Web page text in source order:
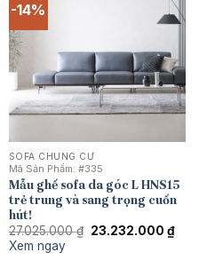
-14%
SOFA CHUNG CƯ
Mã Sản Phẩm: #335
Mẫu ghế sofa da góc L HNS15
trẻ trung và sang trọng cuốn
hút!
27.025.000₫ Giá
23.232.000 ₫Giá
hiện
Xem ngay